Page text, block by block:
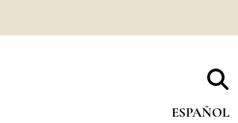
ESPAÑOL